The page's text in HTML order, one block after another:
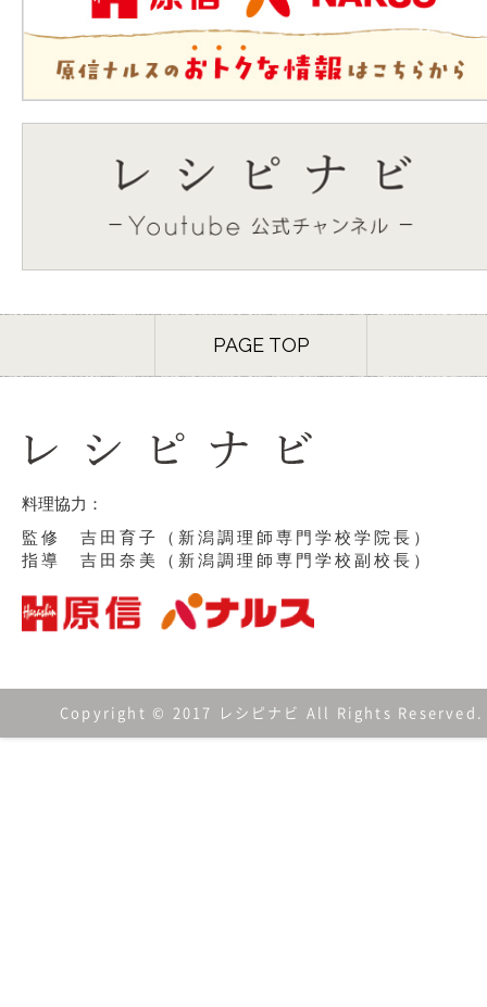
PAGE TOP
料理協力：
監修 吉田育子（新潟調理師専門学校学院長）
指導 吉田奈美（新潟調理師専門学校副校長）
Copyright © 2017 レシピナビ All Rights Reserved.